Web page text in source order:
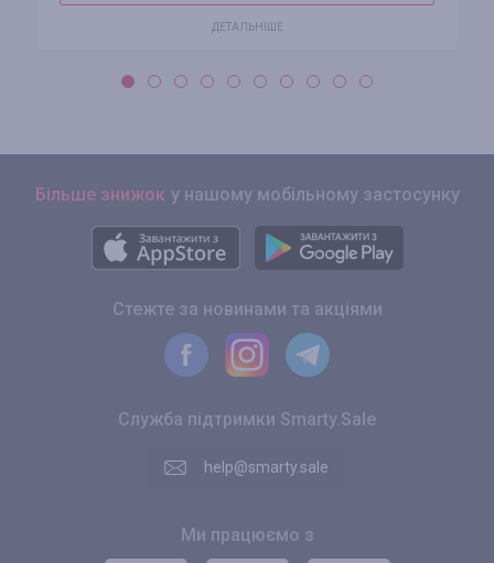
ДЕТАЛЬНІШЕ
Більше знижок у нашому мобільному застосунку
Стежте за новинами та акціями
Служба підтримки Smarty.Sale
help@smarty.sale
Ми працюємо з